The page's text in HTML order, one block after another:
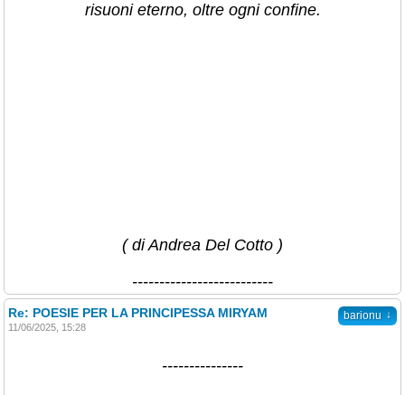
risuoni eterno, oltre ogni confine.
( di Andrea Del Cotto )
--------------------------
barionu ↓
Re: POESIE PER LA PRINCIPESSA MIRYAM
11/06/2025, 15:28
---------------